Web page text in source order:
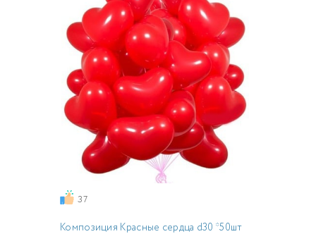
37
Композиция Красные сердца d30 *50шт